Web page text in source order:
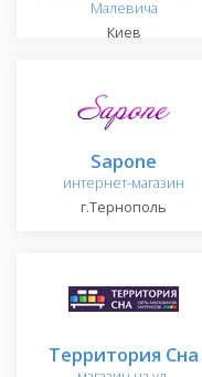
Малевича
Киев
Sapone
интернет-магазин
г.Тернополь
Территория Сна